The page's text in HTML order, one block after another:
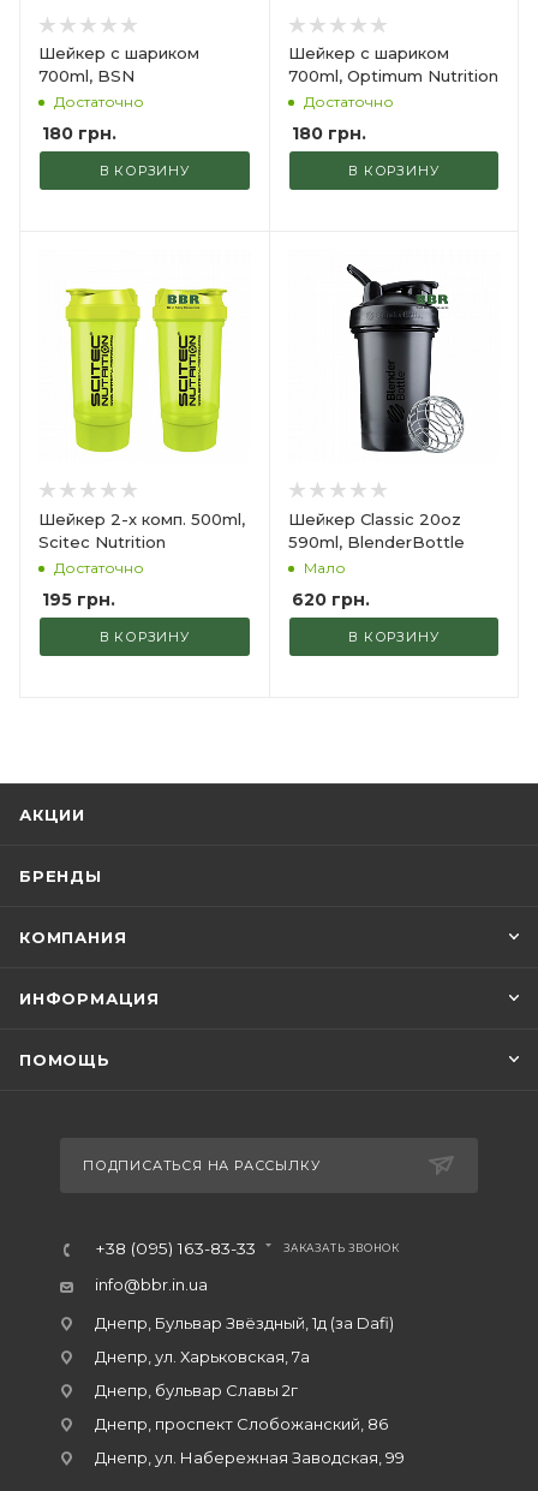
Шейкер с шариком
700ml, BSN
Достаточно
180 грн.
В КОРЗИНУ
Шейкер с шариком
700ml, Optimum Nutrition
Достаточно
180грн.
В КОРЗИНУ
Шейкер 2-х комп. 500ml,
Scitec Nutrition
Достаточно
195 грн.
В КОРЗИНУ
Шейкер Classic 20oz
590ml, BlenderBottle
Мало
620грн.
В КОРЗИНУ
АКЦИИ
БРЕНДЫ
КОМПАНИЯ
ИНФОРМАЦИЯ
ПОМОЩЬ
ПОДПИСАТЬСЯ НА РАССЫЛКУ
+38 (095) 163-83-33 ЗАКАЗАТЬ ЗВОНОК
info@bbr.in.ua
Днепр, Бульвар Звёздный, 1д (за Dafi)
Днепр, ул. Харьковская, 7а
Днепр, бульвар Славы 2г
Днепр, проспект Слобожанский, 86
Днепр, ул. Набережная Заводская, 99